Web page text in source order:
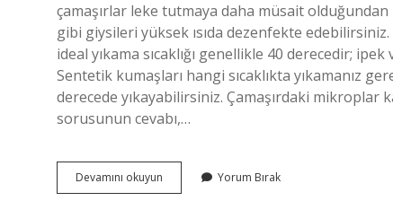
çamaşırlar leke tutmaya daha müsait olduğundan
gibi giysileri yüksek ısıda dezenfekte
ideal yıkama sıcaklığı genellikle 40 derecedir;
Sentetik kumaşları hangi sıcaklıkta yıkamanız
derecede yıkayabilirsiniz. Çamaşırdaki mikroplar
sorusunun cevabı,…
Devamını okuyun
Derecede
Yorum Bırak